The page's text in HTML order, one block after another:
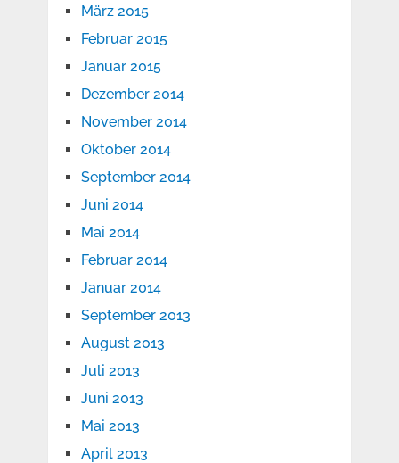
März 2015
Februar 2015
Januar 2015
Dezember 2014
November 2014
Oktober 2014
September 2014
Juni 2014
Mai 2014
Februar 2014
Januar 2014
September 2013
August 2013
Juli 2013
Juni 2013
Mai 2013
April 2013